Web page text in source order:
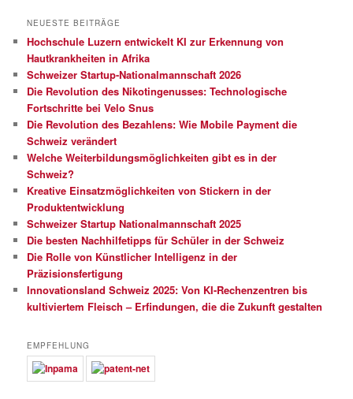
NEUESTE BEITRÄGE
Hochschule Luzern entwickelt KI zur Erkennung von
Hautkrankheiten in Afrika
Schweizer Startup-Nationalmannschaft 2026
Die Revolution des Nikotingenusses: Technologische
Fortschritte bei Velo Snus
Die Revolution des Bezahlens: Wie Mobile Payment die
Schweiz verändert
Welche Weiterbildungsmöglichkeiten gibt es in der
Schweiz?
Kreative Einsatzmöglichkeiten von Stickern in der
Produktentwicklung
Schweizer Startup Nationalmannschaft 2025
Die besten Nachhilfetipps für Schüler in der Schweiz
Die Rolle von Künstlicher Intelligenz in der
Präzisionsfertigung
Innovationsland Schweiz 2025: Von KI-Rechenzentren bis
kultiviertem Fleisch – Erfindungen, die die Zukunft gestalten
EMPFEHLUNG